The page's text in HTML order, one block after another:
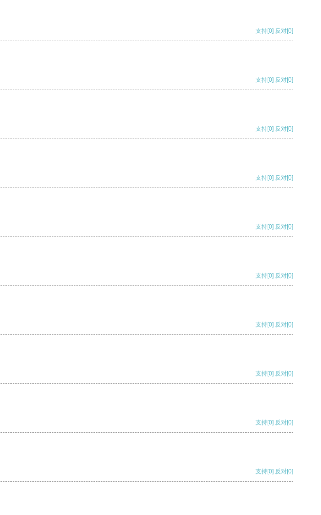
支持[0] 反对[0]
支持[0] 反对[0]
支持[0] 反对[0]
支持[0] 反对[0]
支持[0] 反对[0]
支持[0] 反对[0]
支持[0] 反对[0]
支持[0] 反对[0]
支持[0] 反对[0]
支持[0] 反对[0]